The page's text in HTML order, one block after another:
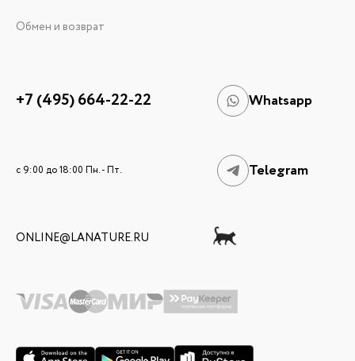
Обмен и возврат
+7 (495) 664-22-22 Whatsapp
c 9:00 до 18:00 Пн. - Пт. Telegram
ONLINE@LANATURE.RU